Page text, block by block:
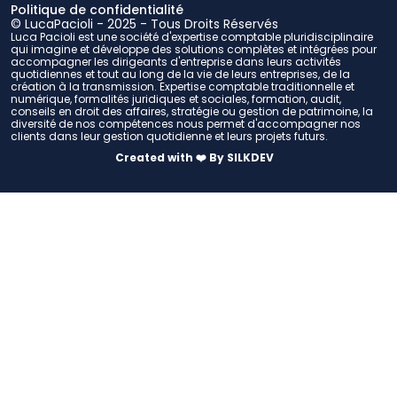
Politique de confidentialité
© LucaPacioli - 2025 - Tous Droits Réservés
Luca Pacioli est une société d'expertise comptable pluridisciplinaire
qui imagine et développe des solutions complètes et intégrées pour
accompagner les dirigeants d'entreprise dans leurs activités
quotidiennes et tout au long de la vie de leurs entreprises, de la
création à la transmission. Expertise comptable traditionnelle et
numérique, formalités juridiques et sociales, formation, audit,
conseils en droit des affaires, stratégie ou gestion de patrimoine, la
diversité de nos compétences nous permet d'accompagner nos
clients dans leur gestion quotidienne et leurs projets futurs.
Created with ❤️ By SILKDEV